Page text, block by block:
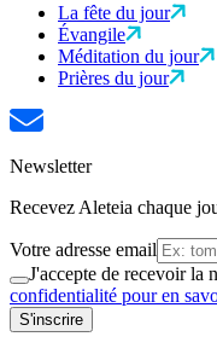
La fête du jour
Évangile
Méditation du jour
Prières du jour
Newsletter
Recevez Aleteia chaque
Votre adresse email
J'accepte de recevoir la
confidentialité pour en
S'inscrire